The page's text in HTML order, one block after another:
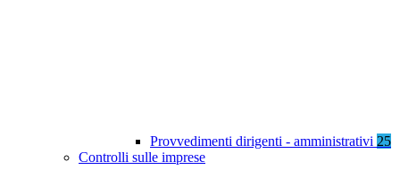
Provvedimenti dirigenti - amministrativi 25
Controlli sulle imprese